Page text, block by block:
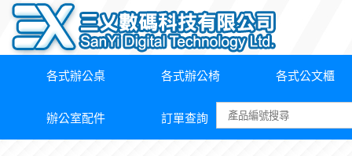
各式辦公桌 各式辦公椅 各式公文櫃
辦公室配件 訂單查詢